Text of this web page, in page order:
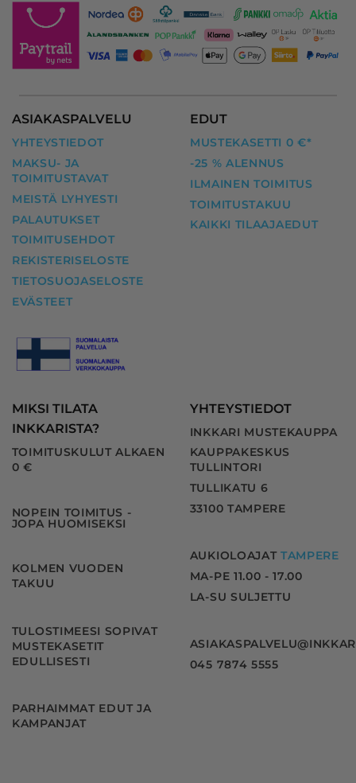
ASIAKASPALVELU
YHTEYSTIEDOT
MAKSU- JA
TOIMITUSTAVAT
MEISTÄ LYHYESTI
PALAUTUKSET
TOIMITUSEHDOT
REKISTERISELOSTE
TIETOSUOJASELOSTE
EVÄSTEET
EDUT
MUSTEKASETTI 0 €*
-25 % ALENNUS
ILMAINEN TOIMITUS
TOIMITUSTAKUU
KAIKKI TILAAJAEDUT
MIKSI TILATA
INKKARISTA?
TOIMITUSKULUT ALKAEN
0 €
NOPEIN TOIMITUS -
JOPA HUOMISEKSI
KOLMEN VUODEN
TAKUU
TULOSTIMEESI SOPIVAT
MUSTEKASETIT
EDULLISESTI
PARHAIMMAT EDUT JA
KAMPANJAT
YHTEYSTIEDOT
INKKARI MUSTEKAUPPA
KAUPPAKESKUS
TULLINTORI
TULLIKATU 6
33100 TAMPERE
AUKIOLOAJAT TAMPERE
MA-PE 11.00 - 17.00
LA-SU SULJETTU
045 7874 5555